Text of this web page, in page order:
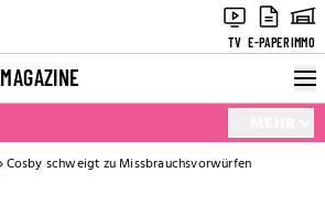
TV E-PAPERIMMO
MAGAZINE
Cosby schweigt zu Missbrauchsvorwürfen